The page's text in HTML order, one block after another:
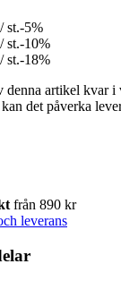
st.-5%
st.-10%
st.-18%
denna artikel kvar
det påverka
från 890 kr
leverans